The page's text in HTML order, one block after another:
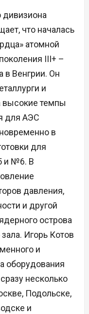
дивизиона
что началась
атомной
III+ –
в Венгрии. Он
и
темпы
для АЭС
в
для
и №6. В
давления,
и другой
острова
Игорь Котов
и
оборудования
несколько
Подольске,
и